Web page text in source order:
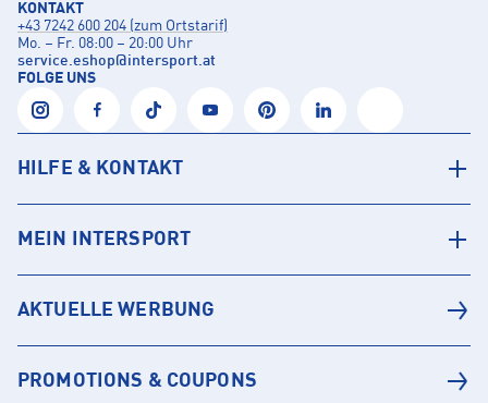
KONTAKT
+43 7242 600 204 (zum Ortstarif)
Mo. – Fr. 08:00 – 20:00 Uhr
service.eshop@intersport.at
FOLGE UNS
HILFE & KONTAKT
MEIN INTERSPORT
AKTUELLE WERBUNG
PROMOTIONS & COUPONS